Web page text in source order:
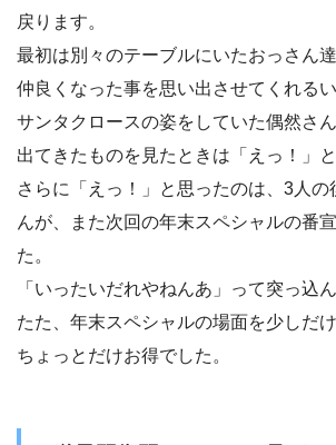
戻ります。
最初は別々のテーブルにいたおっさん
仲良くなった事を思い出させてくれるい
サンタクロースの姿をしていた偶然さ
出てきたものを見たときは「えっ！」と
さらに「えっ！」と思ったのは、3人の
んが、また次回の年末スペシャルの番
た。
「いったいだれやねんあ」って突っ込
たた、年末スペシャルの場面を少しだ
ちょっとだけお得でした。